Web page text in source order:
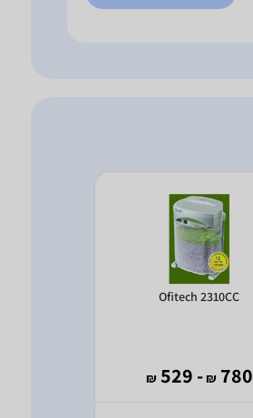
Ofitech 2310CC
780
₪
- 529
₪